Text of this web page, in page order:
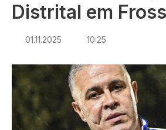
Distrital em
01.11.2025 10:25
Imagem